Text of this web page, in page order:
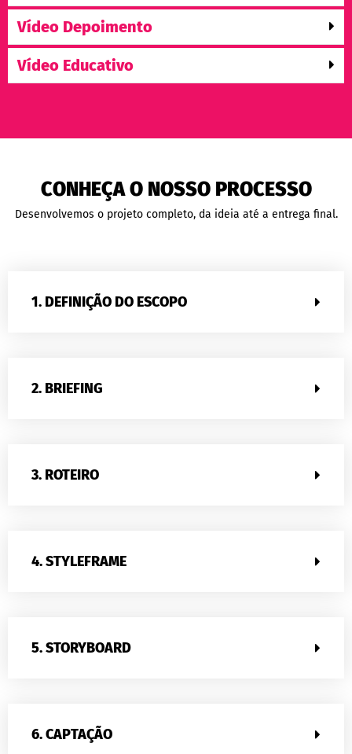
Vídeo Depoimento
Vídeo Educativo
CONHEÇA O NOSSO PROCESSO
Desenvolvemos o projeto completo, da ideia até a entrega final.
1. DEFINIÇÃO DO ESCOPO
2. BRIEFING
3. ROTEIRO
4. STYLEFRAME
5. STORYBOARD
6. CAPTAÇÃO